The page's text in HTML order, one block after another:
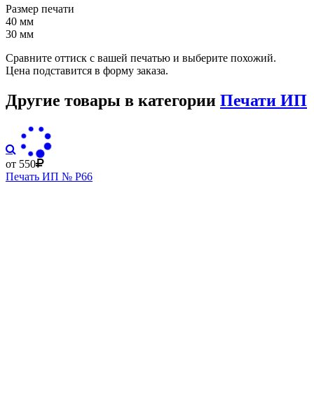
Размер печати
40 мм
30 мм
Сравните оттиск с вашей печатью и выберите похожий.
Цена подставится в форму заказа.
Другие товары в категории Печати ИП
от 550
Печать ИП № Р66